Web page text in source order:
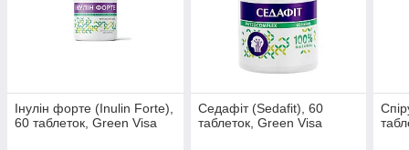
Інулін форте (Inulin Forte),
60 таблеток, Green Visa
Седафіт (Sedafit), 60
таблеток, Green Visa